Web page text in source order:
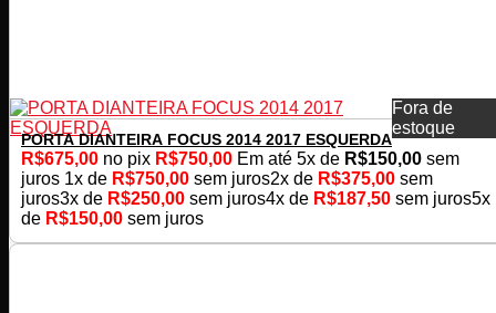
Fora de
estoque
PORTA DIANTEIRA FOCUS 2014 2017 ESQUERDA
R$675,00 no pix R$750,00 Em até 5x de R$150,00 sem
juros 1x de R$750,00 sem juros2x de R$375,00 sem
juros3x de R$250,00 sem juros4x de R$187,50 sem juros5x
de R$150,00 sem juros